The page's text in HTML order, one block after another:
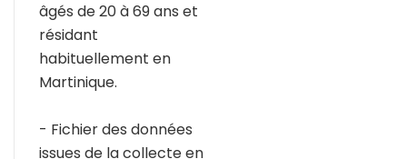
âgés de 20 à 69 ans et
résidant
habituellement en
Martinique.
- Fichier des données
issues de la collecte en